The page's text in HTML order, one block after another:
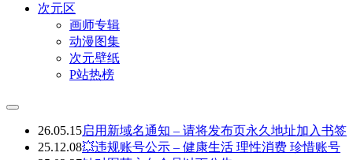
次元区
画师专辑
动漫图集
次元壁纸
P站热榜
26.05.15启用新域名通知 – 请将发布页永久地址加入书签
25.12.08💥违规账号公示 – 健康生活 理性消费 珍惜账号